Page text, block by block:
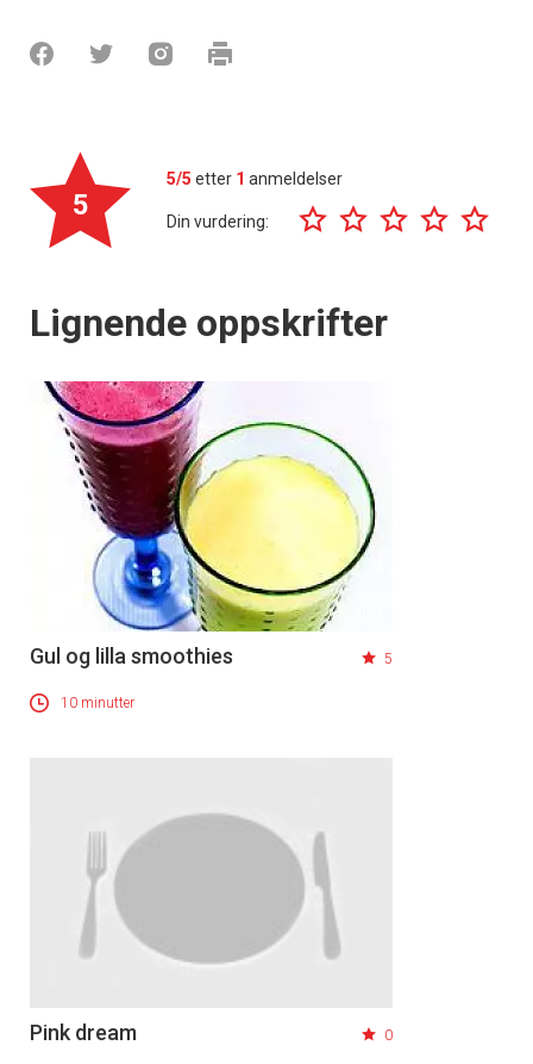
5
5/5 etter 1 anmeldelser
Din vurdering:
Lignende oppskrifter
Gul og lilla smoothies 5
10 minutter
Pink dream 0